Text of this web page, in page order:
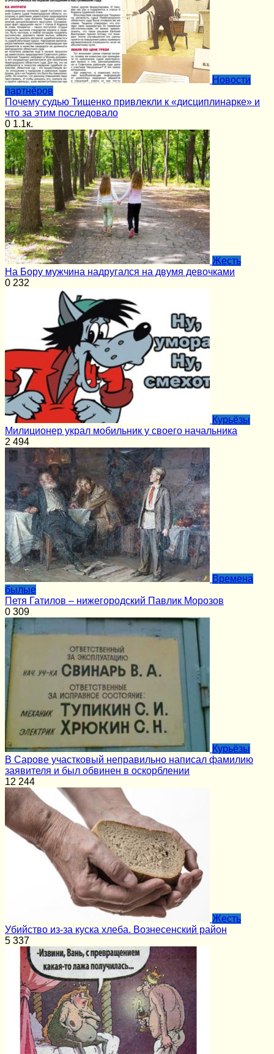
Новости
партнёров
Почему судью Тищенко привлекли к «дисциплинарке» и
что за этим последовало
0 1.1к.
Жесть
На Бору мужчина надругался на двумя девочками
0 232
Курьёзы
Милиционер украл мобильник у своего начальника
2 494
Времена
былые
Петя Гатилов – нижегородский Павлик Морозов
0 309
Курьёзы
В Сарове участковый неправильно написал фамилию
заявителя и был обвинен в оскорблении
12 244
Жесть
Убийство из-за куска хлеба. Вознесенский район
5 337